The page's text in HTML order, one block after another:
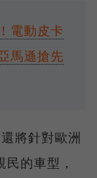
電動皮卡
馬遜搶先
將針對歐洲
的車型，